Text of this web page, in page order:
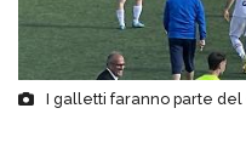
I galletti faranno parte del